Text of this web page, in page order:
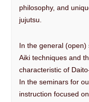
philosophy, and
jujutsu.
In the general
Aiki techniques and
characteristic of
In the seminars for
instruction focused